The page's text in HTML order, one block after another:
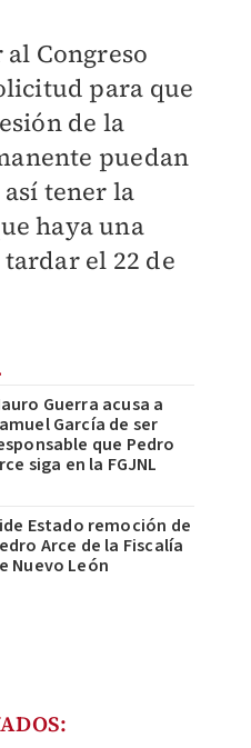
Congreso
para que
de la
puedan
tener la
haya una
el 22 de
Guerra acusa a
García de ser
que Pedro
siga en la FGJNL
Estado remoción de
Arce de la Fiscalía
Nuevo León